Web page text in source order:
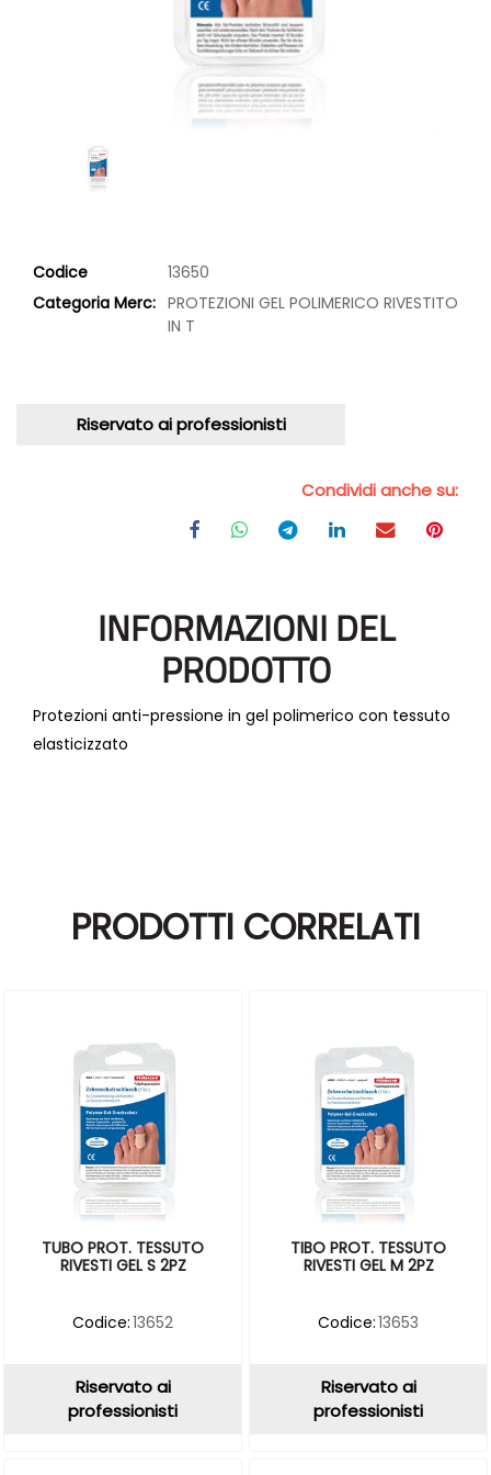
Codice
13650
Categoria Merc: PROTEZIONI GEL POLIMERICO RIVESTITO
IN T
Riservato ai professionisti
Condividi anche su:
INFORMAZIONI DEL
PRODOTTO
Protezioni anti-pressione in gel polimerico con tessuto
elasticizzato
PRODOTTI CORRELATI
TUBO PROT. TESSUTO
RIVESTI GEL S 2PZ
Codice:13652
Riservato ai
professionisti
TIBO PROT. TESSUTO
RIVESTI GEL M 2PZ
Codice:13653
Riservato ai
professionisti